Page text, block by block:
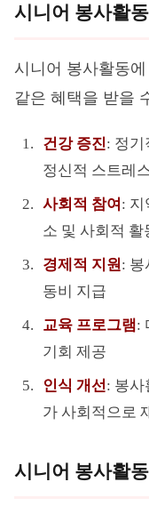
시니어 봉사활
시니어 봉사활동
같은 혜택을 받을
건강 증진: 정기
정신적 스트레
사회적 참여 : 지
소 및 사회적 활
경제적 지원 : 봉
동비 지급
교육 프로그램:
기회 제공
인식 개선 : 봉사
가 사회적으로
시니어 봉사활